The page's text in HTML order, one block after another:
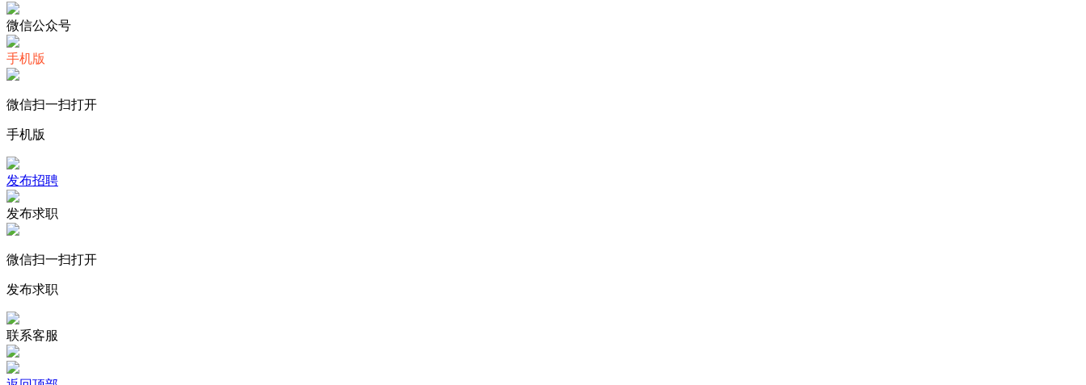
微信公众号
手机版
微信扫一扫打开
手机版
发布招聘
发布求职
微信扫一扫打开
发布求职
联系客服